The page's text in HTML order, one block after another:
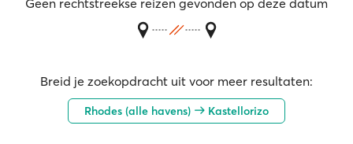
Geen rechtstreekse reizen gevonden op deze datum
Breid je zoekopdracht uit voor meer resultaten:
Rhodes (alle havens) Kastellorizo